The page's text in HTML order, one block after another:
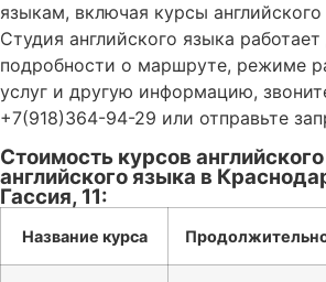
языкам, включая курсы
Студия английского языка
подробности о маршруте, режиме
услуг и другую информацию,
+7(918)364-94-29 или отправьте
Стоимость курсов
английского языка в
Гассия, 11:
Название курса